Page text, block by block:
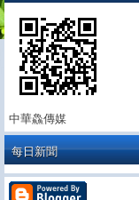
中華鱻傳媒
每日新聞